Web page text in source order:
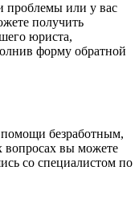
проблемы или у вас
получить
юриста,
форму обратной
безработным,
вопросах вы можете
со специалистом по